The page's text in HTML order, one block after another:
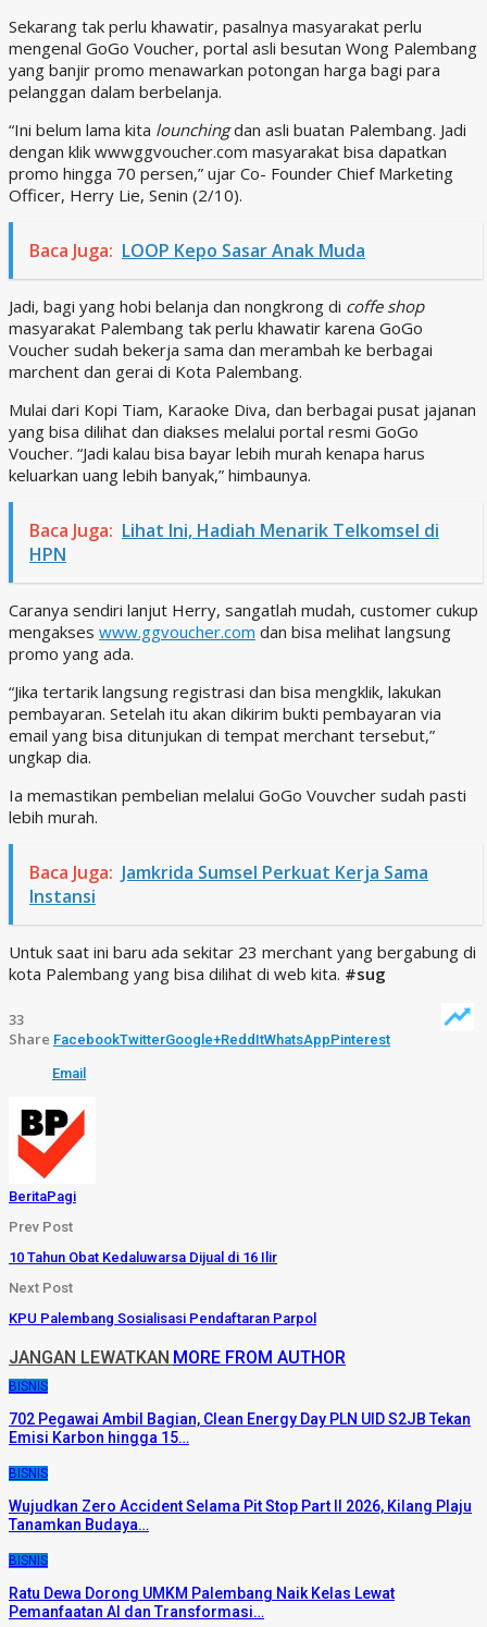
Sekarang tak perlu khawatir, pasalnya masyarakat perlu
mengenal GoGo Voucher, portal asli besutan Wong Palembang
yang banjir promo menawarkan potongan harga bagi para
pelanggan dalam berbelanja.
“Ini belum lama kita lounchingdan asli buatan Palembang. Jadi
dengan klik wwwggvoucher.com masyarakat bisa dapatkan
promo hingga 70 persen,” ujar Co- Founder Chief Marketing
Officer, Herry Lie, Senin (2/10).
Baca Juga: LOOP Kepo Sasar Anak Muda
Jadi, bagi yang hobi belanja dan nongkrong di coffe shop
masyarakat Palembang tak perlu khawatir karena GoGo
Voucher sudah bekerja sama dan merambah ke berbagai
marchent dan gerai di Kota Palembang.
Mulai dari Kopi Tiam, Karaoke Diva, dan berbagai pusat jajanan
yang bisa dilihat dan diakses melalui portal resmi GoGo
Voucher. “Jadi kalau bisa bayar lebih murah kenapa harus
keluarkan uang lebih banyak,” himbaunya.
Baca Juga: Lihat Ini, Hadiah Menarik Telkomsel di
HPN
Caranya sendiri lanjut Herry, sangatlah mudah, customer cukup
mengakses www.ggvoucher.com dan bisa melihat langsung
promo yang ada.
“Jika tertarik langsung registrasi dan bisa mengklik, lakukan
pembayaran. Setelah itu akan dikirim bukti pembayaran via
email yang bisa ditunjukan di tempat merchant tersebut,”
ungkap dia.
Ia memastikan pembelian melalui GoGo Vouvcher sudah pasti
lebih murah.
Baca Juga: Jamkrida Sumsel Perkuat Kerja Sama
Instansi
Untuk saat ini baru ada sekitar 23 merchant yang bergabung di
kota Palembang yang bisa dilihat di web kita. #sug
33
Share FacebookTwitterGoogle+ReddItWhatsAppPinterest
Email
BeritaPagi
Prev Post
10 Tahun Obat Kedaluwarsa Dijual di 16 Ilir
Next Post
KPU Palembang Sosialisasi Pendaftaran Parpol
JANGAN LEWATKAN MORE FROM AUTHOR
BISNIS
702 Pegawai Ambil Bagian, Clean Energy Day PLN UID S2JB Tekan
Emisi Karbon hingga 15…
BISNIS
Wujudkan Zero Accident Selama Pit Stop Part II 2026, Kilang Plaju
Tanamkan Budaya…
BISNIS
Ratu Dewa Dorong UMKM Palembang Naik Kelas Lewat
Pemanfaatan AI dan Transformasi…